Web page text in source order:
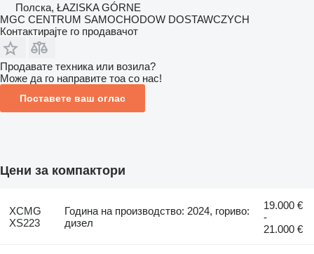
Полска, ŁAZISKA GÓRNE
MGC CENTRUM SAMOCHODOW DOSTAWCZYCH
Контактирајте го продавачот
Продавате техника или возила?
Може да го направите тоа со нас!
Поставете ваш оглас
Цени за компактори
XCMG
XS223
Година на производство: 2024, гориво:
дизел
19.000 €
-
21.000 €